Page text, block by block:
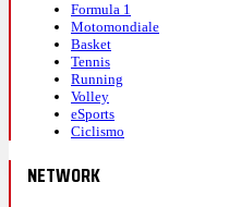
Formula 1
Motomondiale
Basket
Tennis
Running
Volley
eSports
Ciclismo
NETWORK